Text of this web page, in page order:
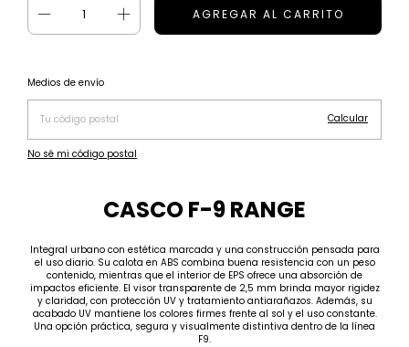
Entregas para el CP:
Medios de envío
Calcular
No sé mi código postal
CASCO F-9 RANGE
Integral urbano con estética marcada y una construcción pensada para
el uso diario. Su calota en ABS combina buena resistencia con un peso
contenido, mientras que el interior de EPS ofrece una absorción de
impactos eficiente. El visor transparente de 2,5 mm brinda mayor rigidez
y claridad, con protección UV y tratamiento antiarañazos. Además, su
acabado UV mantiene los colores firmes frente al sol y el uso constante.
Una opción práctica, segura y visualmente distintiva dentro de la línea
F9.